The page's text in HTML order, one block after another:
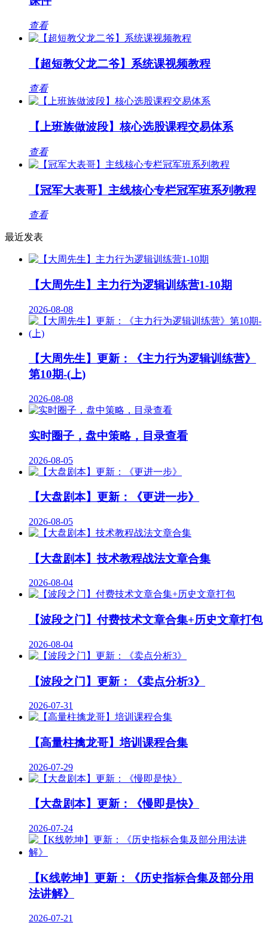
查看
【超短教父龙二爷】系统课视频教程
查看
【上班族做波段】核心选股课程交易体系
查看
【冠军大表哥】主线核心专栏冠军班系列教程
查看
最近发表
【大周先生】主力行为逻辑训练营1-10期
2026-08-08
【大周先生】更新：《主力行为逻辑训练营》
第10期-(上)
2026-08-08
实时圈子，盘中策略，目录查看
2026-08-05
【大盘剧本】更新：《更进一步》
2026-08-05
【大盘剧本】技术教程战法文章合集
2026-08-04
【波段之门】付费技术文章合集+历史文章打包
2026-08-04
【波段之门】更新：《卖点分析3》
2026-07-31
【高量柱擒龙哥】培训课程合集
2026-07-29
【大盘剧本】更新：《慢即是快》
2026-07-24
【K线乾坤】更新：《历史指标合集及部分用
法讲解》
2026-07-21